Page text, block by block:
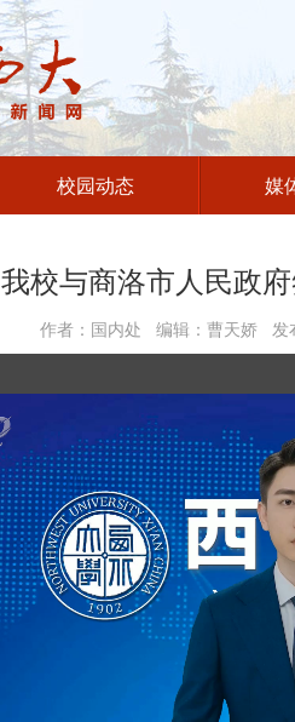
校园动态 媒
我校与商洛市人民政
作者：国内处 编辑：曹天娇